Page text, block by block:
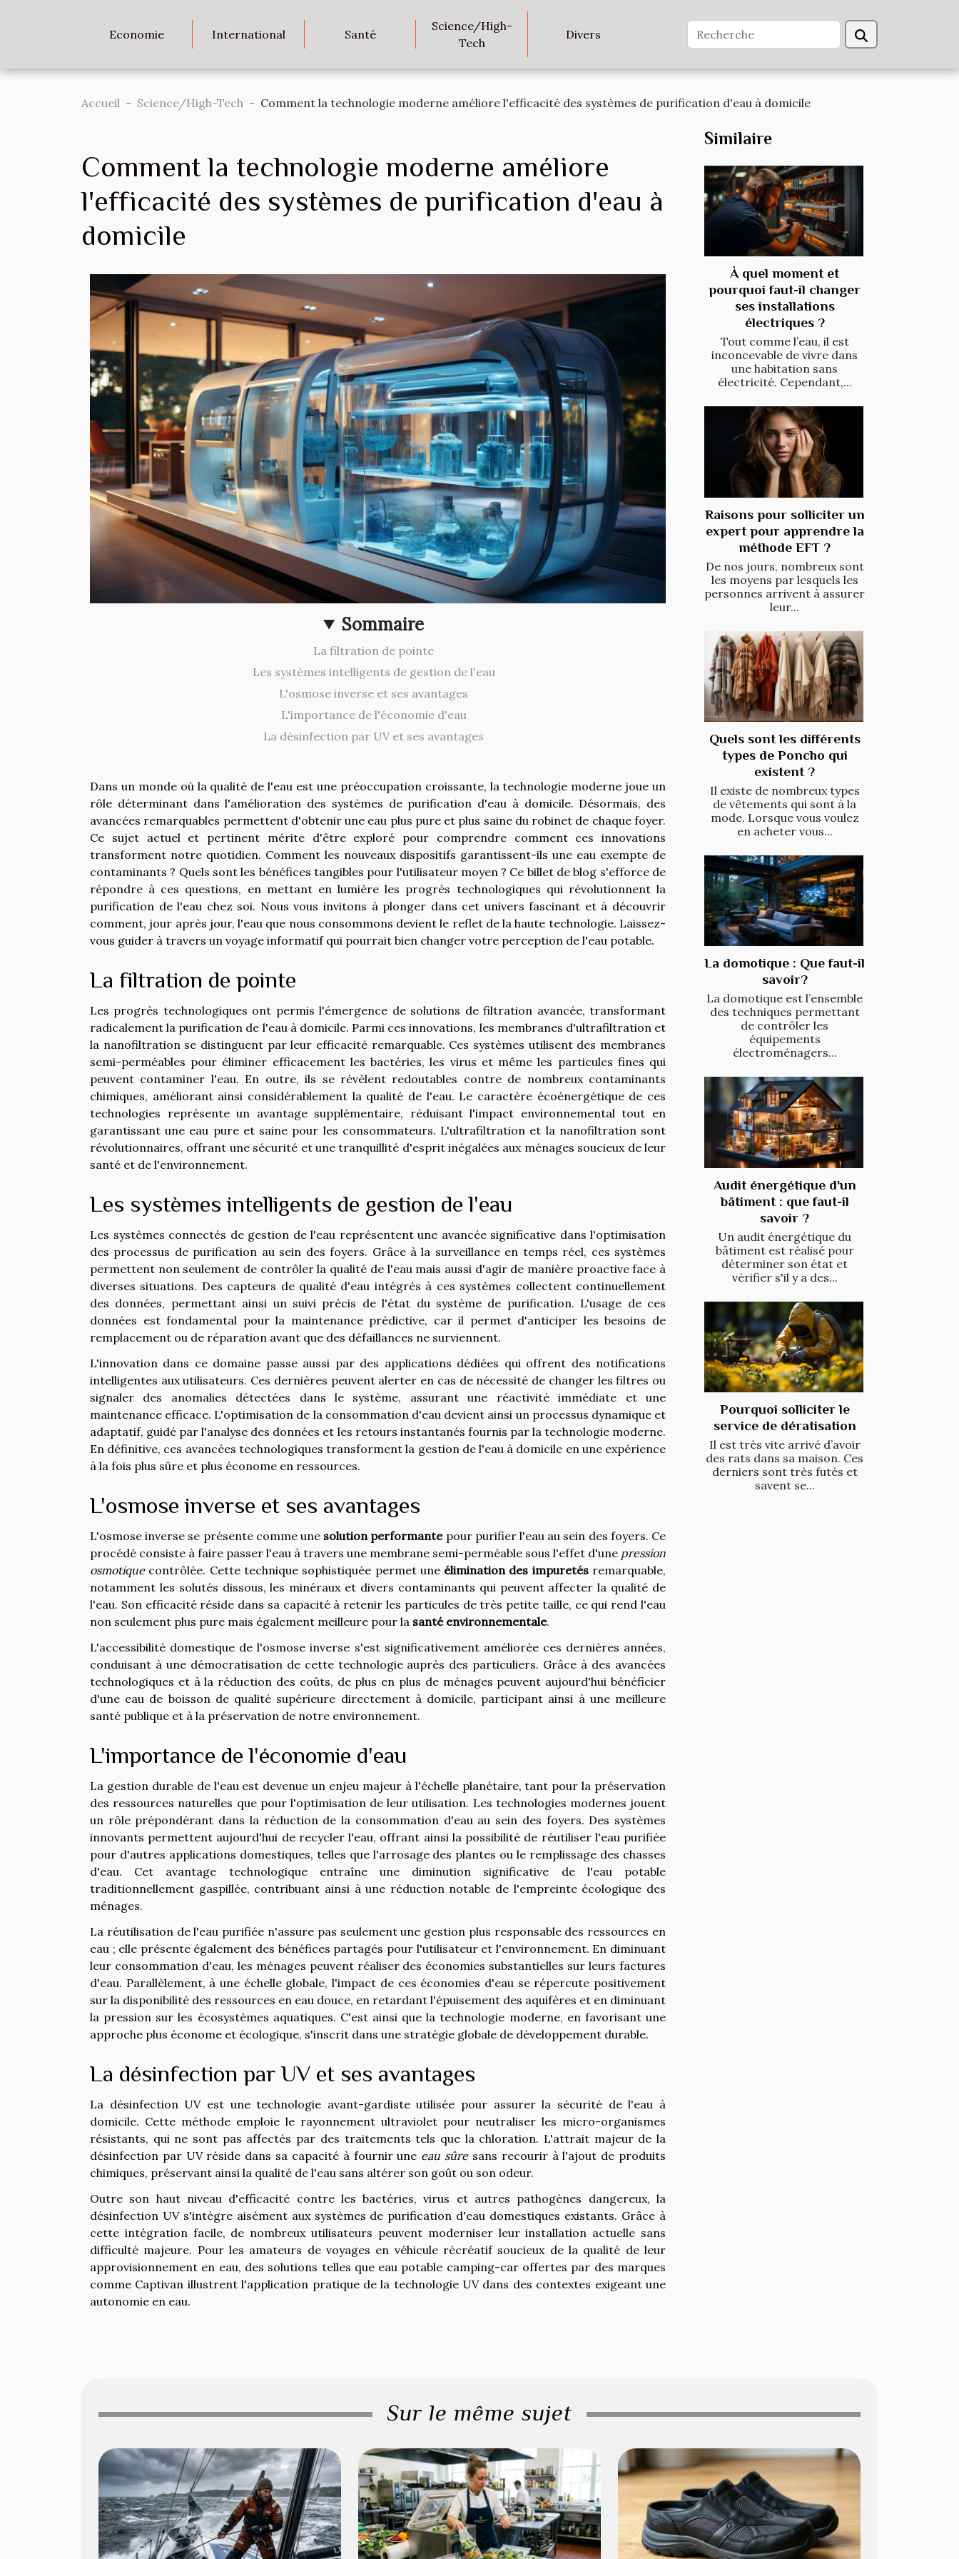
Economie International Santé
Science/High-
Tech
Divers
Accueil Science/High-Tech Comment la technologie moderne améliore l'efficacité des systèmes de purification d'eau à domicile
Comment la technologie moderne améliore
l'efficacité des systèmes de purification d'eau à
domicile
Sommaire
La filtration de pointe
Les systèmes intelligents de gestion de l'eau
L'osmose inverse et ses avantages
L'importance de l'économie d'eau
La désinfection par UV et ses avantages
Dans un monde où la qualité de l'eau est une préoccupation croissante, la technologie moderne joue un
rôle déterminant dans l'amélioration des systèmes de purification d'eau à domicile. Désormais, des
avancées remarquables permettent d'obtenir une eau plus pure et plus saine du robinet de chaque foyer.
Ce sujet actuel et pertinent mérite d'être exploré pour comprendre comment ces innovations
transforment notre quotidien. Comment les nouveaux dispositifs garantissent-ils une eau exempte de
contaminants ? Quels sont les bénéfices tangibles pour l'utilisateur moyen ? Ce billet de blog s'efforce de
répondre à ces questions, en mettant en lumière les progrès technologiques qui révolutionnent la
purification de l'eau chez soi. Nous vous invitons à plonger dans cet univers fascinant et à découvrir
comment, jour après jour, l'eau que nous consommons devient le reflet de la haute technologie. Laissez-
vous guider à travers un voyage informatif qui pourrait bien changer votre perception de l'eau potable.
La filtration de pointe
Les progrès technologiques ont permis l'émergence de solutions de filtration avancée, transformant
radicalement la purification de l'eau à domicile. Parmi ces innovations, les membranes d'ultrafiltration et
la nanofiltration se distinguent par leur efficacité remarquable. Ces systèmes utilisent des membranes
semi-perméables pour éliminer efficacement les bactéries, les virus et même les particules fines qui
peuvent contaminer l'eau. En outre, ils se révèlent redoutables contre de nombreux contaminants
chimiques, améliorant ainsi considérablement la qualité de l'eau. Le caractère écoénergétique de ces
technologies représente un avantage supplémentaire, réduisant l'impact environnemental tout en
garantissant une eau pure et saine pour les consommateurs. L'ultrafiltration et la nanofiltration sont
révolutionnaires, offrant une sécurité et une tranquillité d'esprit inégalées aux ménages soucieux de leur
santé et de l'environnement.
Les systèmes intelligents de gestion de l'eau
Les systèmes connectés de gestion de l'eau représentent une avancée significative dans l'optimisation
des processus de purification au sein des foyers. Grâce à la surveillance en temps réel, ces systèmes
permettent non seulement de contrôler la qualité de l'eau mais aussi d'agir de manière proactive face à
diverses situations. Des capteurs de qualité d'eau intégrés à ces systèmes collectent continuellement
des données, permettant ainsi un suivi précis de l'état du système de purification. L'usage de ces
données est fondamental pour la maintenance prédictive, car il permet d'anticiper les besoins de
remplacement ou de réparation avant que des défaillances ne surviennent.
L'innovation dans ce domaine passe aussi par des applications dédiées qui offrent des notifications
intelligentes aux utilisateurs. Ces dernières peuvent alerter en cas de nécessité de changer les filtres ou
signaler des anomalies détectées dans le système, assurant une réactivité immédiate et une
maintenance efficace. L'optimisation de la consommation d'eau devient ainsi un processus dynamique et
adaptatif, guidé par l'analyse des données et les retours instantanés fournis par la technologie moderne.
En définitive, ces avancées technologiques transforment la gestion de l'eau à domicile en une expérience
à la fois plus sûre et plus économe en ressources.
L'osmose inverse et ses avantages
L'osmose inverse se présente comme une solution performantepour purifier l'eau au sein des foyers. Ce
procédé consiste à faire passer l'eau à travers une membrane semi-perméable sous l'effet d'une pression
osmotiquecontrôlée. Cette technique sophistiquée permet une élimination des impuretésremarquable,
notamment les solutés dissous, les minéraux et divers contaminants qui peuvent affecter la qualité de
l'eau. Son efficacité réside dans sa capacité à retenir les particules de très petite taille, ce qui rend l'eau
non seulement plus pure mais également meilleure pour la santé environnementale.
L'accessibilité domestique de l'osmose inverse s'est significativement améliorée ces dernières années,
conduisant à une démocratisation de cette technologie auprès des particuliers. Grâce à des avancées
technologiques et à la réduction des coûts, de plus en plus de ménages peuvent aujourd'hui bénéficier
d'une eau de boisson de qualité supérieure directement à domicile, participant ainsi à une meilleure
santé publique et à la préservation de notre environnement.
L'importance de l'économie d'eau
La gestion durable de l'eau est devenue un enjeu majeur à l'échelle planétaire, tant pour la préservation
des ressources naturelles que pour l'optimisation de leur utilisation. Les technologies modernes jouent
un rôle prépondérant dans la réduction de la consommation d'eau au sein des foyers. Des systèmes
innovants permettent aujourd'hui de recycler l'eau, offrant ainsi la possibilité de réutiliser l'eau purifiée
pour d'autres applications domestiques, telles que l'arrosage des plantes ou le remplissage des chasses
d'eau. Cet avantage technologique entraîne une diminution significative de l'eau potable
traditionnellement gaspillée, contribuant ainsi à une réduction notable de l'empreinte écologique des
ménages.
La réutilisation de l'eau purifiée n'assure pas seulement une gestion plus responsable des ressources en
eau ; elle présente également des bénéfices partagés pour l'utilisateur et l'environnement. En diminuant
leur consommation d'eau, les ménages peuvent réaliser des économies substantielles sur leurs factures
d'eau. Parallèlement, à une échelle globale, l'impact de ces économies d'eau se répercute positivement
sur la disponibilité des ressources en eau douce, en retardant l'épuisement des aquifères et en diminuant
la pression sur les écosystèmes aquatiques. C'est ainsi que la technologie moderne, en favorisant une
approche plus économe et écologique, s'inscrit dans une stratégie globale de développement durable.
La désinfection par UV et ses avantages
La désinfection UV est une technologie avant-gardiste utilisée pour assurer la sécurité de l'eau à
domicile. Cette méthode emploie le rayonnement ultraviolet pour neutraliser les micro-organismes
résistants, qui ne sont pas affectés par des traitements tels que la chloration. L'attrait majeur de la
désinfection par UV réside dans sa capacité à fournir une eau sûresans recourir à l'ajout de produits
chimiques, préservant ainsi la qualité de l'eau sans altérer son goût ou son odeur.
Outre son haut niveau d'efficacité contre les bactéries, virus et autres pathogènes dangereux, la
désinfection UV s'intègre aisément aux systèmes de purification d'eau domestiques existants. Grâce à
cette intégration facile, de nombreux utilisateurs peuvent moderniser leur installation actuelle sans
difficulté majeure. Pour les amateurs de voyages en véhicule récréatif soucieux de la qualité de leur
approvisionnement en eau, des solutions telles que eau potable camping-caroffertes par des marques
comme Captivan illustrent l'application pratique de la technologie UV dans des contextes exigeant une
autonomie en eau.
Similaire
À quel moment et
pourquoi faut-il changer
ses installations
électriques ?
Tout comme l’eau, il est
inconcevable de vivre dans
une habitation sans
électricité. Cependant,...
Raisons pour solliciter un
expert pour apprendre la
méthode EFT ?
De nos jours, nombreux sont
les moyens par lesquels les
personnes arrivent à assurer
leur...
Quels sont les différents
types de Poncho qui
existent ?
Il existe de nombreux types
de vêtements qui sont à la
mode. Lorsque vous voulez
en acheter vous...
La domotique : Que faut-il
savoir?
La domotique est l’ensemble
des techniques permettant
de contrôler les
équipements
électroménagers...
Audit énergétique d'un
bâtiment : que faut-il
savoir ?
Un audit énergétique du
bâtiment est réalisé pour
déterminer son état et
vérifier s'il y a des...
Pourquoi solliciter le
service de dératisation
Il est très vite arrivé d’avoir
des rats dans sa maison. Ces
derniers sont très futés et
savent se...
Sur le même sujet